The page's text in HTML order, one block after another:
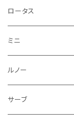
ポルシェ
ヒュンダイ
その他
マセラティ
ロールスロイス
ポルシェ
ヒュンダイ
ルノー
サーブ
フォルクスワーゲン
ボルボ
ブレーキランプ
外装系
タイヤ回り系
ホイール
泥除け
ガソリンタンク
フロントワイパー
ライト系
ウインカー
その他
リアバンパー
エンジン系
トランクマット
ライト系
ウインカー
ワイパー
ミラー
その他
ライト系
ブレーキランプ
ウインカー
トランクマット
ワイパー
フロアマット
ロータス
フロアマット
ミニ
フロアマット
ルノー
フロアマット
サーブ